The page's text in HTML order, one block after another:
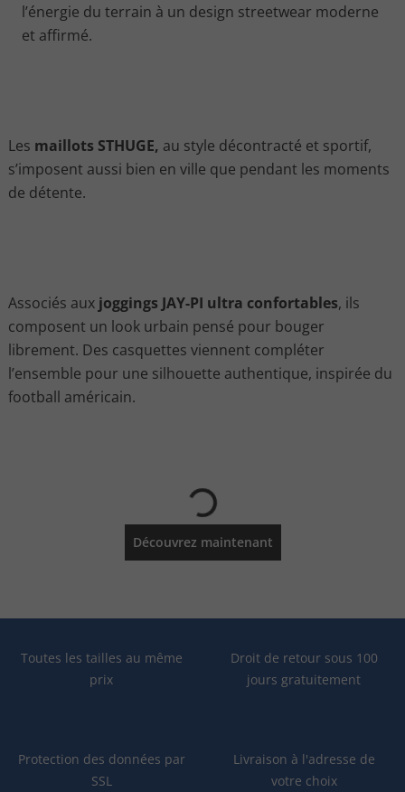
l’énergie du terrain à un design streetwear moderne
et affirmé.
Les maillots STHUGE, au style décontracté et sportif,
s’imposent aussi bien en ville que pendant les moments
de détente.
Associés aux joggings JAY-PI ultra confortables, ils
composent un look urbain pensé pour bouger
librement. Des casquettes viennent compléter
l’ensemble pour une silhouette authentique, inspirée du
football américain.
Découvrez maintenant
Toutes les tailles au même
prix
Droit de retour sous 100
jours gratuitement
Protection des données par
SSL
Livraison à l'adresse de
votre choix